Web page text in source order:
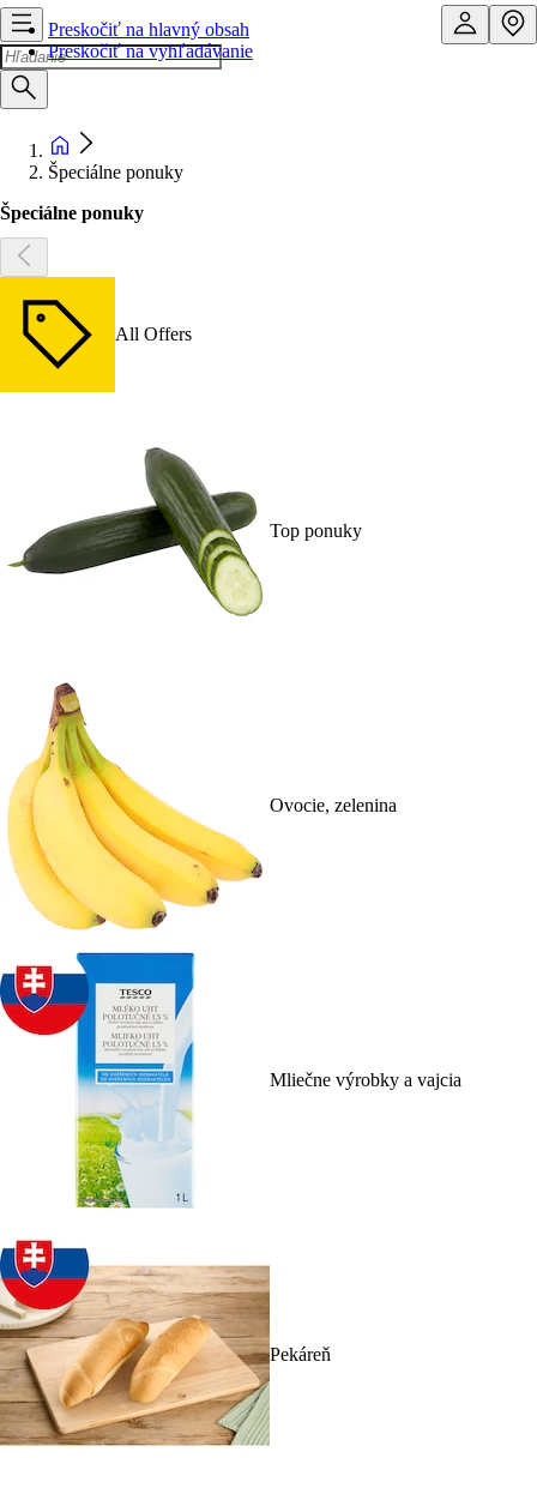
Preskočiť na hlavný obsah
Preskočiť na vyhľadávanie
Špeciálne ponuky
Špeciálne ponuky
All Offers
Top ponuky
Ovocie, zelenina
Mliečne výrobky a vajcia
Pekáreň